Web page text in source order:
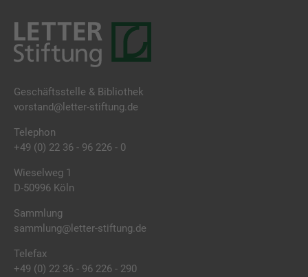
Geschäftsstelle & Bibliothek
vorstand@letter-stiftung.de
Telephon
+49 (0) 22 36 - 96 226 - 0
Wieselweg 1
D-50996 Köln
Sammlung
sammlung@letter-stiftung.de
Telefax
+49 (0) 22 36 - 96 226 - 290